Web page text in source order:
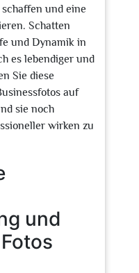
und eine
Schatten
und Dynamik in
es lebendiger und
Sie diese
auf
sie noch
wirken zu
und